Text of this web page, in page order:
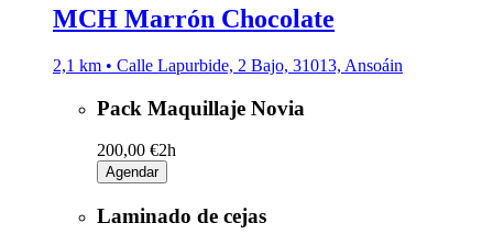
MCH Marrón Chocolate
2,1 km • Calle Lapurbide, 2 Bajo, 31013, Ansoáin
Pack Maquillaje Novia
200,00 €2h
Agendar
Laminado de cejas